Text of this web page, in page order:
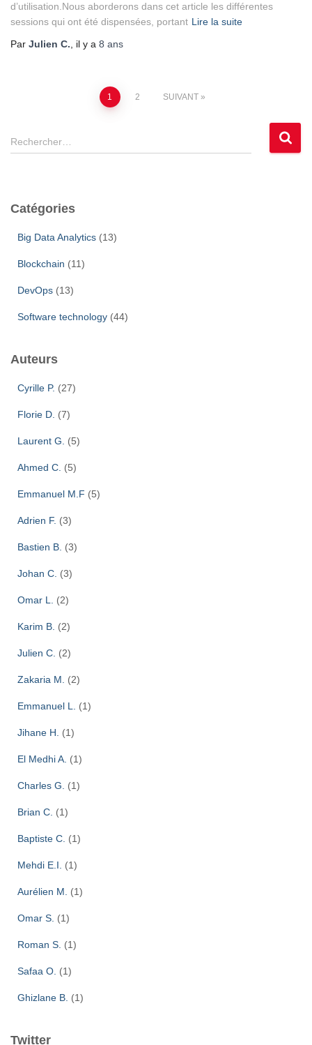
d’utilisation.Nous aborderons dans cet article les différentes
sessions qui ont été dispensées, portant Lire la suite
Par Julien C., il y a 8 ans
Pagination
des
1 2 SUIVANT
R
e
r
Rechercher…
Catégories
Big Data Analytics (13)
Blockchain (11)
DevOps (13)
Software technology (44)
Auteurs
Cyrille P. (27)
Florie D. (7)
Laurent G. (5)
Ahmed C. (5)
Emmanuel M.F (5)
Adrien F. (3)
Bastien B. (3)
Johan C. (3)
Omar L. (2)
Karim B. (2)
Julien C. (2)
Zakaria M. (2)
Emmanuel L. (1)
Jihane H. (1)
El Medhi A. (1)
Charles G. (1)
Brian C. (1)
Baptiste C. (1)
Mehdi E.I. (1)
Aurélien M. (1)
Omar S. (1)
Roman S. (1)
Safaa O. (1)
Ghizlane B. (1)
Twitter